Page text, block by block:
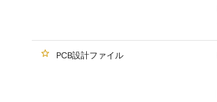
PCB設計ファイル